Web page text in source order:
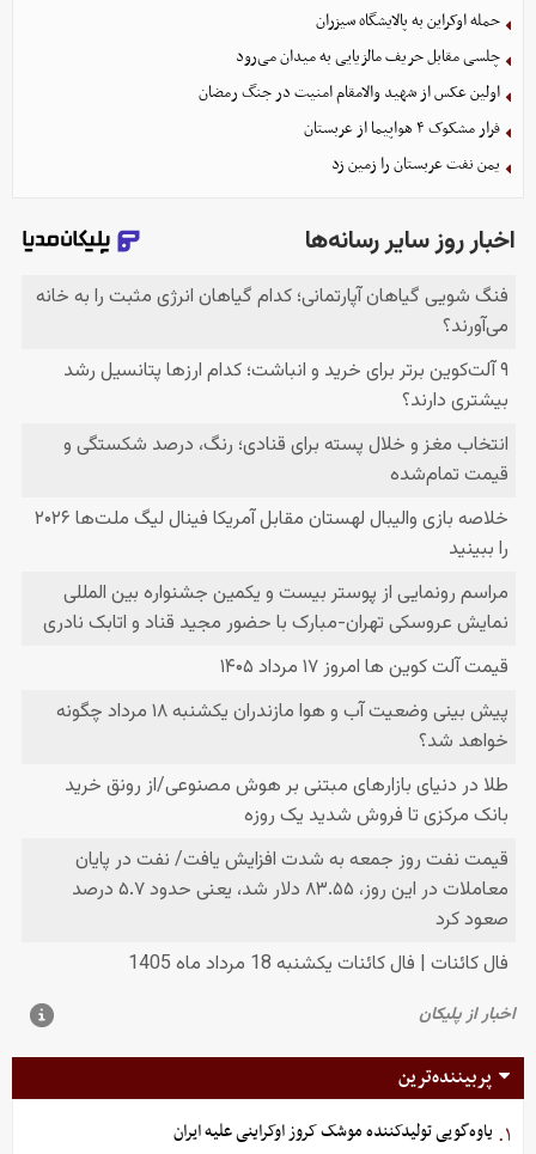
حمله اوکراین به پالایشگاه سیزران
چلسی مقابل حریف مالزیایی به میدان می‌رود
اولین عکس از شهید والامقام امنیت در جنگ رمضان
فرار مشکوک ۴ هواپیما از عربستان
یمن نفت عربستان را زمین زد
پربیننده‌ترین
۱. یاوه‌گویی تولیدکننده موشک کروز اوکراینی علیه ایران